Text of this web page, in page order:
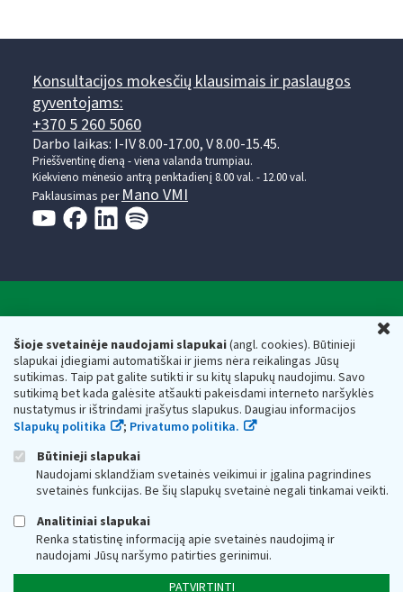
Šioje svetainėje naudojami slapukai(angl. cookies). Būtinieji
slapukai įdiegiami automatiškai ir jiems nėra reikalingas Jūsų
sutikimas. Taip pat galite sutikti ir su kitų slapukų naudojimu. Savo
sutikimą bet kada galėsite atšaukti pakeisdami interneto naršyklės
nustatymus ir ištrindami įrašytus slapukus. Daugiau informacijos
Slapukų politika
; Privatumo politika.
Būtinieji slapukai
Naudojami sklandžiam svetainės veikimui ir įgalina pagrindines
svetainės funkcijas. Be šių slapukų svetainė negali tinkamai veikti.
Analitiniai slapukai
Renka statistinę informaciją apie svetainės naudojimą ir
naudojami Jūsų naršymo patirties gerinimui.
PATVIRTINTI
Konsultacijos mokesčių klausimais ir paslaugos
gyventojams:
+370 5 260 5060
Darbo laikas: I-IV 8.00-17.00, V 8.00-15.45.
Prieššventinę dieną - viena valanda trumpiau.
Kiekvieno mėnesio antrą penktadienį 8.00 val. - 12.00 val.
Paklausimas per Mano VMI
Respublikos finansų ministerijos
Biudžetinė įstaiga. Juridinio asmens kodas — 188659752,
adresas: Vasario 16-osios g. 14, 01107 Vilnius, Lietuva, el.paštas:
vmi@vmi.lt, E. pristatymo dėžutės adresas 188659752
Duomenys apie Valstybinę mokesčių inspekciją prie Lietuvos
Respublikos finansų ministerijos kaupiami ir saugomi Juridinių